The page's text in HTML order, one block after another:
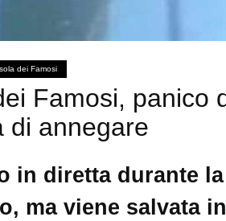
dei Famosi
Famosi, panico
di annegare
in diretta durante
ma viene salvata